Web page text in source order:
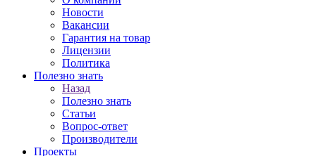
Новости
Вакансии
Гарантия на товар
Лицензии
Политика
Полезно знать
Назад
Полезно знать
Статьи
Вопрос-ответ
Производители
Проекты